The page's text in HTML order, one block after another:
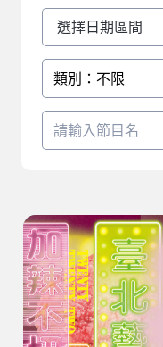
類別：不限
《我們都是垃圾》丟
們都是垃圾》